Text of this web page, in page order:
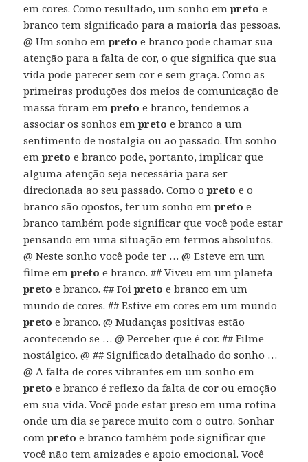
em cores. Como resultado, um sonho empreto e
branco tem significado para a maioria das pessoas.
@ Um sonho empreto e branco pode chamar sua
atenção para a falta de cor, o que significa que sua
vida pode parecer sem cor e sem graça. Como as
primeiras produções dos meios de comunicação de
massa foram empreto e branco, tendemos a
associar os sonhos empreto e branco a um
sentimento de nostalgia ou ao passado. Um sonho
empreto e branco pode, portanto, implicar que
alguma atenção seja necessária para ser
direcionada ao seu passado. Como opreto e o
branco são opostos, ter um sonho empreto e
branco também pode significar que você pode estar
pensando em uma situação em termos absolutos.
@ Neste sonho você pode ter … @ Esteve em um
filme empreto e branco. ## Viveu em um planeta
preto e branco. ## Foipreto e branco em um
mundo de cores. ## Estive em cores em um mundo
preto e branco. @ Mudanças positivas estão
acontecendo se … @ Perceber que é cor. ## Filme
nostálgico. @ ## Significado detalhado do sonho …
@ A falta de cores vibrantes em um sonho em
preto e branco é reflexo da falta de cor ou emoção
em sua vida. Você pode estar preso em uma rotina
onde um dia se parece muito com o outro. Sonhar
compreto e branco também pode significar que
você não tem amizades e apoio emocional. Você